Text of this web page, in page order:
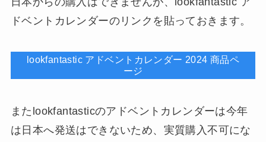
ドベントカレンダーのリンクを貼っておきます。
lookfantastic アドベントカレンダー 2024 商品ペ
ージ
またlookfantasticのアドベントカレンダーは今年
は日本へ発送はできないため、実質購入不可にな